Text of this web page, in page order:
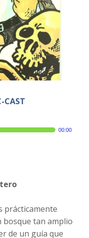
CAST
00:00
prácticamente
bosque tan amplio
de un guía que